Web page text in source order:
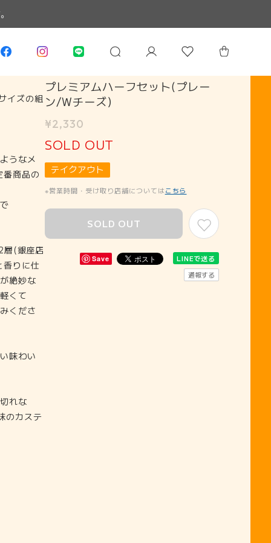
イズの組
うなメ
商品の
層(銀座店
りに仕
絶妙な
くて
くださ
味わい
れな
のカステ
プレミアムハーフセット(プレー
ン/Wチーズ）
¥2,330
SOLD OUT
テイクアウト
※営業時間・受け取り店舗についてはこちら
SOLD OUT
Save
LINEで送る
通報する